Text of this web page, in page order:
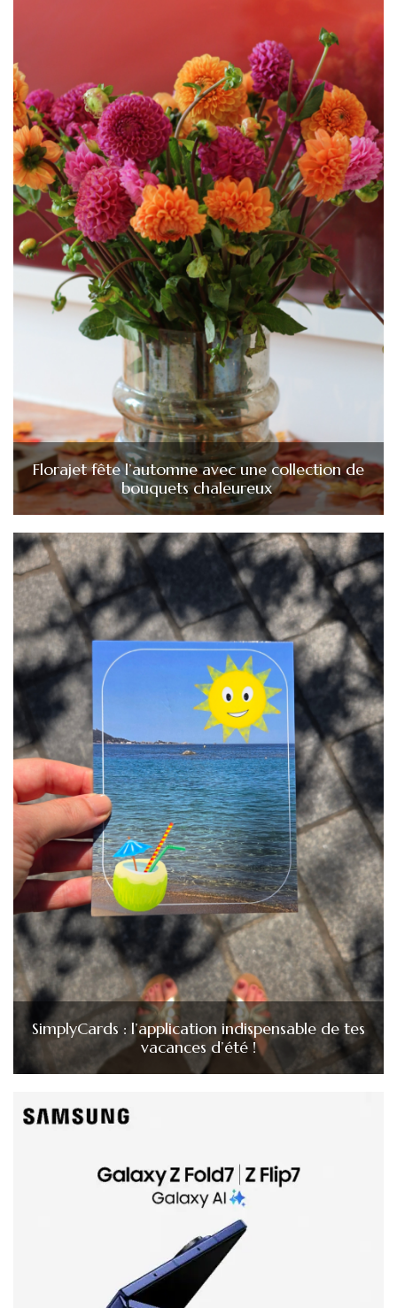
Florajet fête l’automne avec une collection de
bouquets chaleureux
SimplyCards : l’application indispensable de tes
vacances d’été !